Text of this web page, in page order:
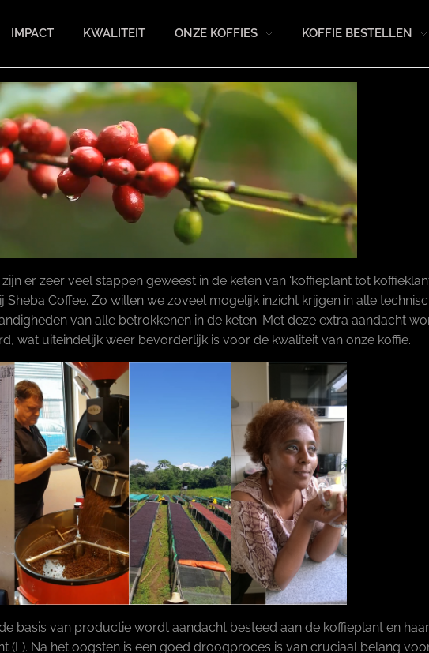
IMPACT KWALITEIT ONZE KOFFIES KOFFIE BESTELLEN
er zeer veel stappen geweest in de keten van ‘koffieplant tot
Coffee. Zo willen we zoveel mogelijk inzicht krijgen in alle
van alle betrokkenen in de keten. Met deze extra aandacht
wat uiteindelijk weer bevorderlijk is voor de kwaliteit van onze koffie.
basis van productie wordt aandacht besteed aan de koffieplant en
Na het oogsten is een goed droogproces is van cruciaal belang